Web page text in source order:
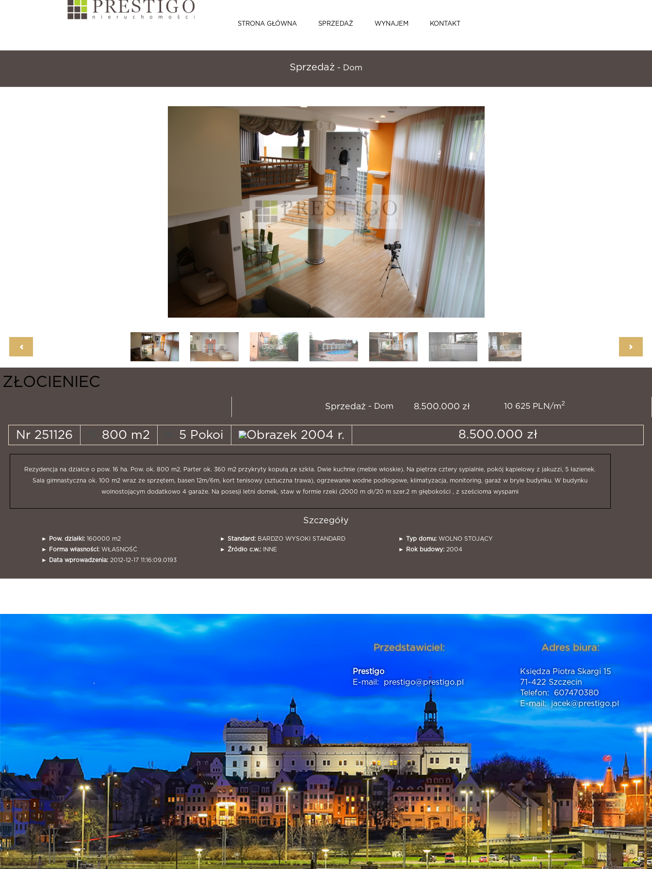
STRONA GŁÓWNA SPRZEDAŻ WYNAJEM KONTAKT
Sprzedaż - Dom
ZŁOCIENIEC
Sprzedaż - Dom 8.500.000 zł 10 625 PLN/m2
Nr 251126 800 m2 5 Pokoi 2004 r. 8.500.000 zł
Rezydencja na działce o pow. 16 ha. Pow. ok. 800 m2. Parter ok. 360 m2 przykryty kopułą ze szkła. Dwie kuchnie (meble włoskie). Na piętrze cztery sypialnie, pokój kąpielowy z jakuzzi, 5 łazienek.
Sala gimnastyczna ok. 100 m2 wraz ze sprzętem, basen 12m/6m, kort tenisowy (sztuczna trawa), ogrzewanie wodne podłogowe, klimatyzacja, monitoring, garaż w bryle budynku. W budynku
wolnostojącym dodatkowo 4 garaże. Na posesji letni domek, staw w formie rzeki (2000 m dł/20 m szer.2 m głębokości , z sześcioma wyspami
Szczegóły
► Pow. działki: 160000 m2 ► Standard: BARDZO WYSOKI STANDARD ► Typ domu: WOLNO STOJĄCY
►
Forma własności: WŁASNOŚĆ ► Źródło c.w.: INNE ► Rok budowy: 2004
►
Data wprowadzenia: 2012-12-17 11:16:09.0193
Przedstawiciel:
Prestigo
E-mail:
prestigo@prestigo.pl
Adres biura:
Księdza Piotra Skargi 15
71-422 Szczecin
Telefon:
607470380
E-mail: jacek@prestigo.pl